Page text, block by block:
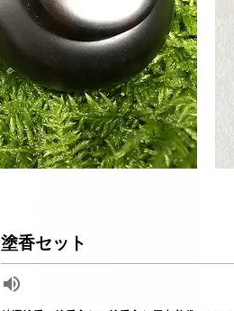
塗香セット